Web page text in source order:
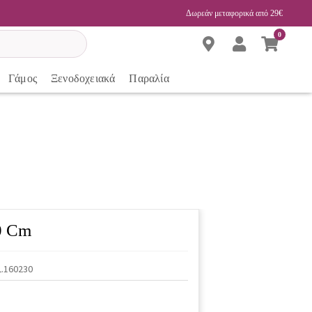
Δωρεάν μεταφορικά από 29€
0
Γάμος Ξενοδοχειακά Παραλία
Cm